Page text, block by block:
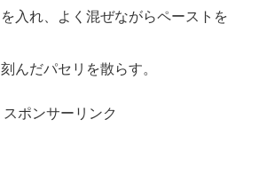
入れ、よく混ぜながらペーストを
んだパセリを散らす。
スポンサーリンク